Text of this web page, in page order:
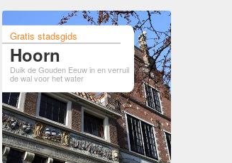
Gratis stadsgids
Hoorn
Duik de Gouden Eeuw in en verruil
de wal voor het water